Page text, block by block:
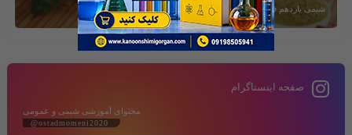
شیمی یازدهم فصل دوم
صفحه اینستاگرام
محتوای آموزشی شیمی و عمومی
@ostadmomeni2020